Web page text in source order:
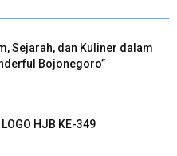
Sejarah, dan Kuliner dalam
Bojonegoro”
LOGO HJB KE-349